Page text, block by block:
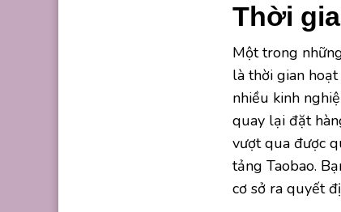
Thời
Một trong
là thời gian
nhiều kinh
quay lại đặt
vượt qua được
tảng Taobao.
cơ sở ra quyết